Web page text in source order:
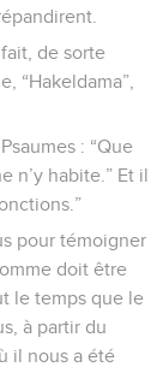
de sorte
“Hakeldama”,
: “Que
n’y habite.” Et il
pour témoigner
doit être
le temps que le
à partir du
il nous a été